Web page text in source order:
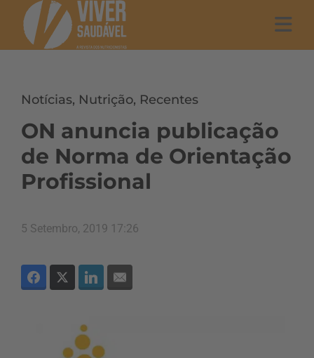
Notícias, Nutrição, Recentes
ON anuncia publicação
de Norma de Orientação
Profissional
5 Setembro, 2019 17:26